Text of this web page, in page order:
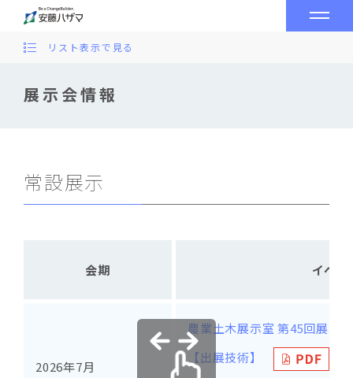
展示会情報
リスト表示で見る
常設展示
会期 イベ
2026年7月
農業土木展示室 第45回展示
【出展技術】